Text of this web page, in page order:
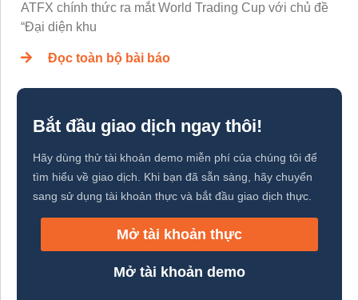
ATFX chính thức ra mắt World Trading Cup với chủ đề
“Đại diện khu
Đọc toàn bộ bài báo
Bắt đầu giao dịch ngay thôi!
Hãy dùng thử tài khoản demo miễn phí của chúng tôi để
tìm hiểu về giao dịch. Khi bạn đã sẵn sàng, hãy chuyển
sang sử dụng tài khoản thực và bắt đầu giao dịch thực.
Mở tài khoản thực
Mở tài khoản demo